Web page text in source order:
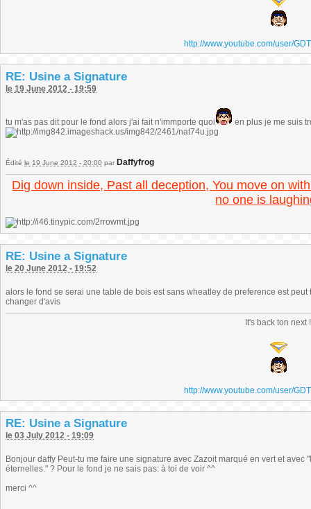
http://www.youtube.com/user/
RE: Usine a Signature
le 19 June 2012 - 19:59
tu m'as pas dit pour le fond alors j'ai fait n'immporte quoi en plus je me suis
Édité le 19 June 2012 - 20:00 par Daffyfrog
Dig down inside, Past all deception, You move on
no one is
RE: Usine a Signature
le 20 June 2012 - 19:52
alors le fond se serai une table de bois est sans wheatley de preference est
changer d'avis
It's back ton next !
http://www.youtube.com/user/
RE: Usine a Signature
le 03 July 2012 - 19:09
Bonjour daffy Peut-tu me faire une signature avec Zazoit marqué en vert et
éternelles." ? Pour le fond je ne sais pas: à toi de voir ^^
merci ^^